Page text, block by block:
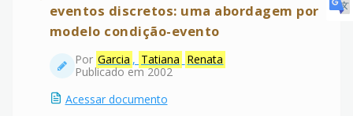
eventos discretos: uma abordagem por
modelo condição-evento
Por Garcia , Tatiana Renata
Publicado em 2002
Acessar documento